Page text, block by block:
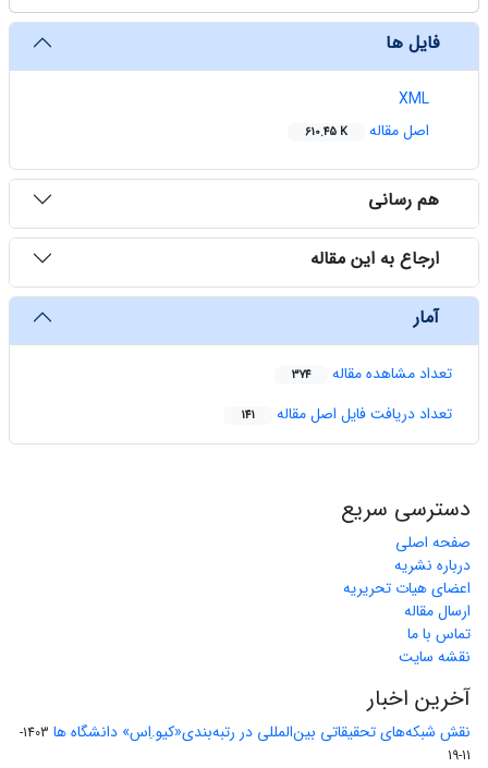
فایل ها
XML
اصل مقاله
610.45 K
هم رسانی
ارجاع به این مقاله
آمار
تعداد مشاهده مقاله 374
تعداد دریافت فایل اصل مقاله 141
دسترسی سریع
صفحه اصلی
درباره نشریه
اعضای هیات تحریریه
ارسال مقاله
تماس با ما
نقشه سایت
آخرین اخبار
نقش شبکه‌های تحقیقاتی بین‌المللی در رتبه‌بندی«کیو.اِس» دانشگاه ها
1403-
11-19